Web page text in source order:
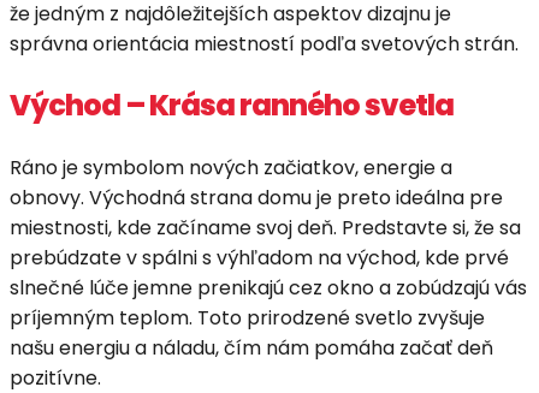
že jedným z najdôležitejších aspektov dizajnu je
správna orientácia miestností podľa svetových strán.
Východ – Krása ranného svetla
Ráno je symbolom nových začiatkov, energie a
obnovy. Východná strana domu je preto ideálna pre
miestnosti, kde začíname svoj deň. Predstavte si, že sa
prebúdzate v spálni s výhľadom na východ, kde prvé
slnečné lúče jemne prenikajú cez okno a zobúdzajú vás
príjemným teplom. Toto prirodzené svetlo zvyšuje
našu energiu a náladu, čím nám pomáha začať deň
pozitívne.